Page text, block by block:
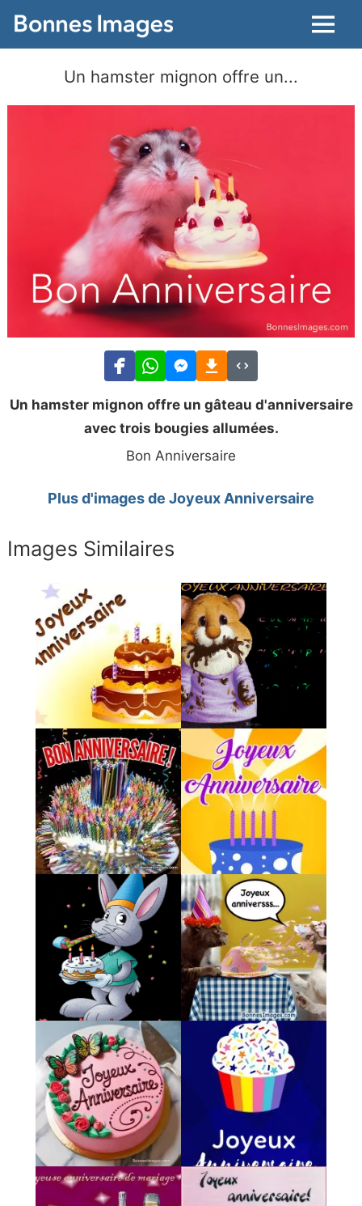
Menu
Un hamster mignon offre un...
Un hamster mignon offre un gâteau d'anniversaire
avec trois bougies allumées.
Bon Anniversaire
Plus d'images de Joyeux Anniversaire
Images Similaires